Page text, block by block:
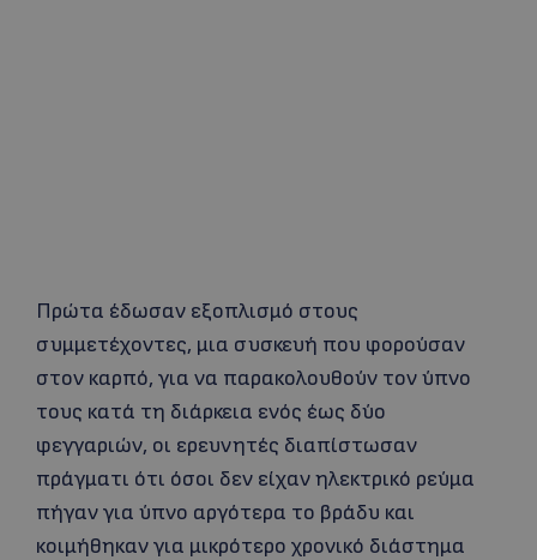
Πρώτα έδωσαν εξοπλισμό στους
συμμετέχοντες, μια συσκευή που φορούσαν
στον καρπό, για να παρακολουθούν τον ύπνο
τους κατά τη διάρκεια ενός έως δύο
φεγγαριών, οι ερευνητές διαπίστωσαν
πράγματι ότι όσοι δεν είχαν ηλεκτρικό ρεύμα
πήγαν για ύπνο αργότερα το βράδυ και
κοιμήθηκαν για μικρότερο χρονικό διάστημα